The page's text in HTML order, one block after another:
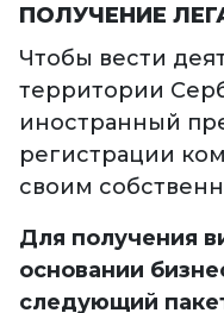
ПОЛУЧЕНИЕ
Чтобы вести
территории
иностранный
регистрации
своим
Для получения
основании
следующий